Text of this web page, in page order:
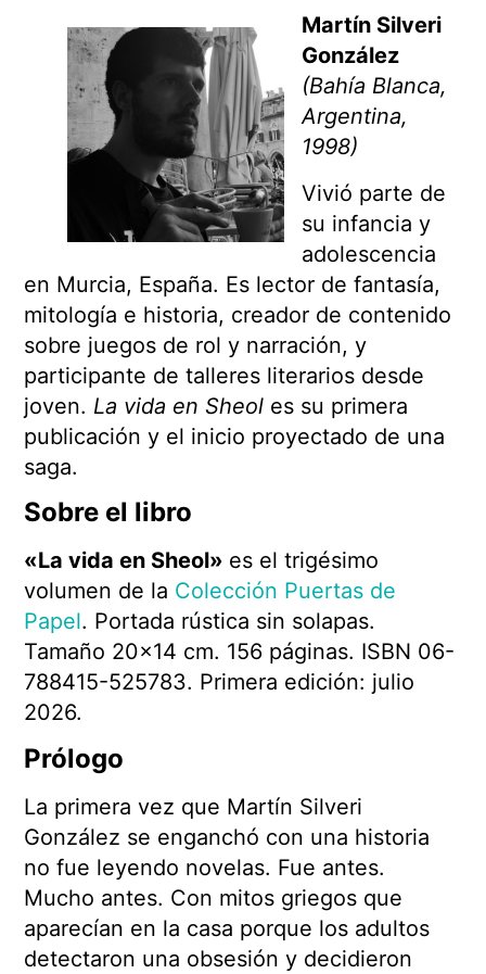
Martín Silveri
González
(Bahía Blanca,
Argentina,
1998)
Vivió parte de
su infancia y
adolescencia
en Murcia, España. Es lector de fantasía,
mitología e historia, creador de contenido
sobre juegos de rol y narración, y
participante de talleres literarios desde
joven. La vida en Sheol es su primera
publicación y el inicio proyectado de una
saga.
Sobre el libro
«La vida en Sheol» es el trigésimo
volumen de la Colección Puertas de
Papel. Portada rústica sin solapas.
Tamaño 20×14 cm. 156 páginas. ISBN 06-
788415-525783. Primera edición: julio
2026.
Prólogo
La primera vez que Martín Silveri
González se enganchó con una historia
no fue leyendo novelas. Fue antes.
Mucho antes. Con mitos griegos que
aparecían en la casa porque los adultos
detectaron una obsesión y decidieron